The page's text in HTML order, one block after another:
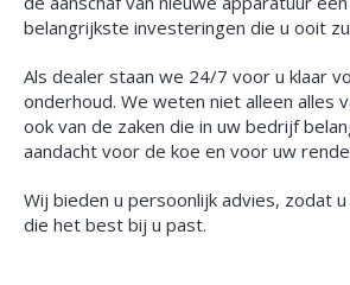
belangrijkste investeringen die u ooit
Als dealer staan we 24/7 voor u klaar
onderhoud. We weten niet alleen alles
ook van de zaken die in uw bedrijf
aandacht voor de koe en voor uw
Wij bieden u persoonlijk advies, zodat
die het best bij u past.